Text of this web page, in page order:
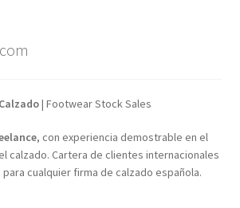
| Footwear Stock Sales
, con experiencia demostrable en el
calzado. Cartera de clientes internacionales
cualquier firma de calzado española.